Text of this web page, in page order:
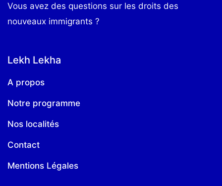
Vous avez des questions sur les droits des
nouveaux immigrants ?
Lekh Lekha
A propos
Notre programme
Nos localités
Contact
Mentions Légales